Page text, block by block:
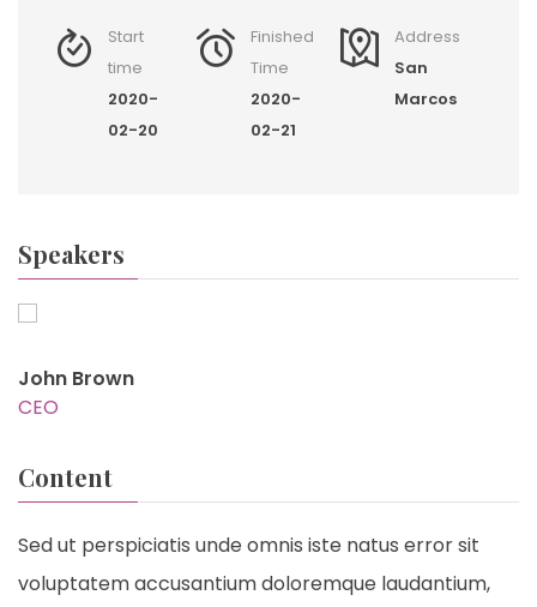
Start
time
2020-
02-20
Finished
Time
2020-
02-21
Address
San
Marcos
Speakers
John Brown
CEO
Content
Sed ut perspiciatis unde omnis iste natus error sit
voluptatem accusantium doloremque laudantium,